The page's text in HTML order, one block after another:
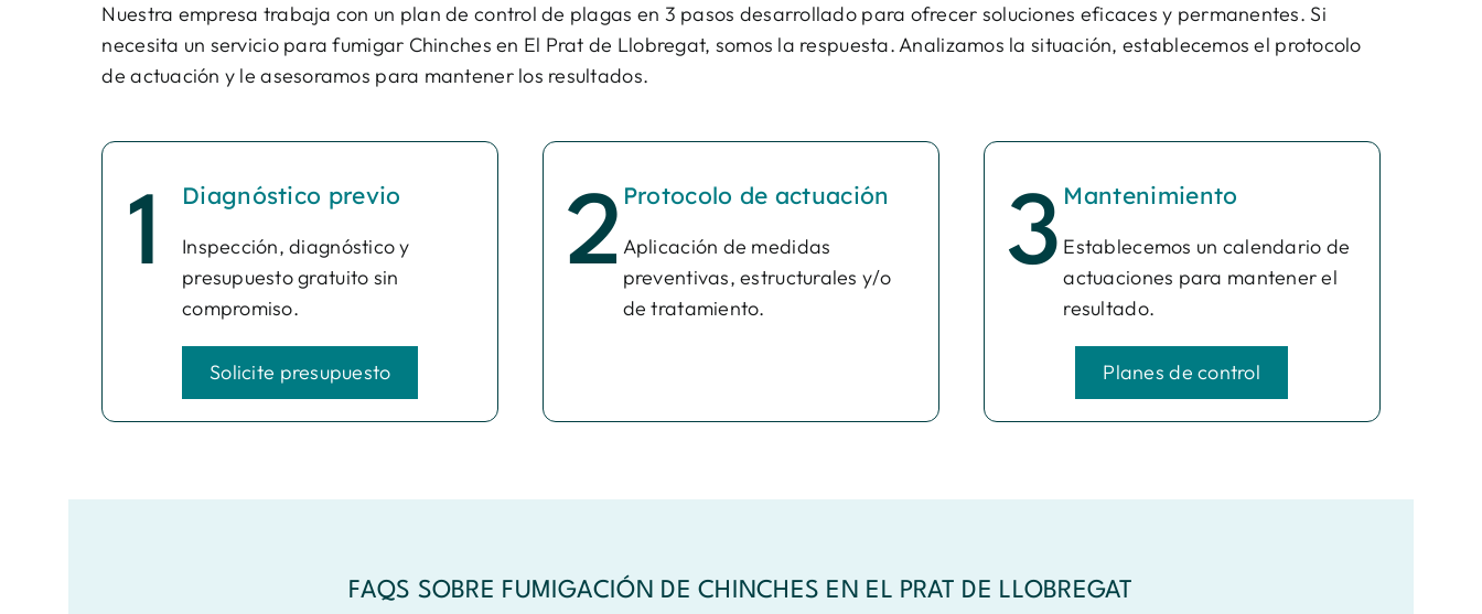
Nuestra empresa trabaja con un plan de control de plagas en 3 pasos desarrollado para ofrecer soluciones eficaces y permanentes. Si
necesita un servicio para fumigar Chinches en El Prat de Llobregat, somos la respuesta. Analizamos la situación, establecemos el protocolo
de actuación y le asesoramos para mantener los resultados.
1 Diagnóstico previo
Inspección, diagnóstico y
presupuesto gratuito sin
compromiso.
Solicite presupuesto
2 Protocolo de actuación
Aplicación de medidas
preventivas, estructurales y/o
de tratamiento.
3 Mantenimiento
Establecemos un calendario de
actuaciones para mantener el
resultado.
Planes de control
FAQS SOBRE FUMIGACIÓN DE CHINCHES EN EL PRAT DE LLOBREGAT